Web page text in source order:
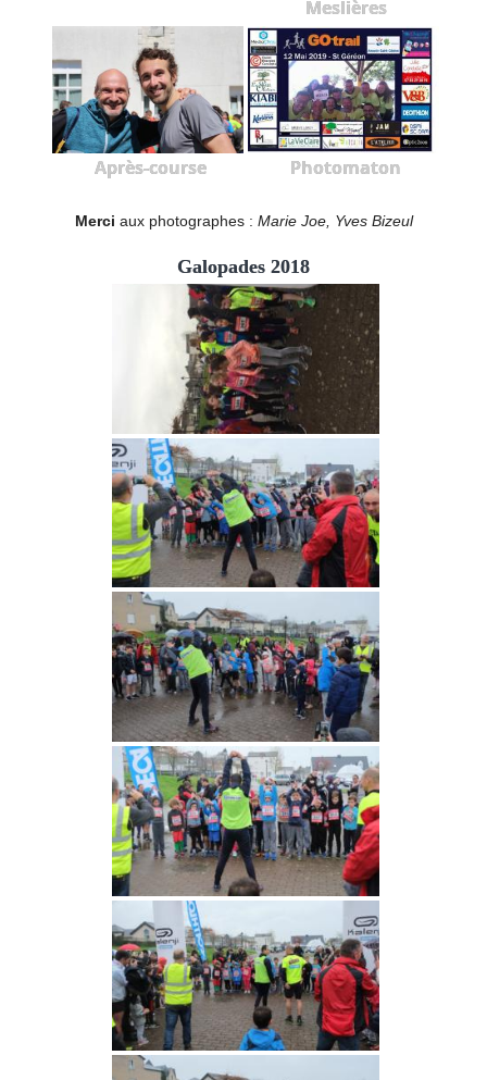
Meslières
Après-course Photomaton
Merci aux photographes : Marie Joe, Yves Bizeul
Galopades 2018